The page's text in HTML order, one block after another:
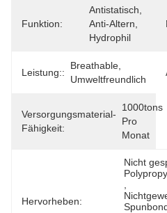
Funktion:
Antistatisch,
Anti-Altern,
Hydrophil
Leistung::
Breathable,
Umweltfreundlich
Versorgungsmaterial-
Fähigkeit:
1000tons
Pro
Monat
Hervorheben:
Nicht